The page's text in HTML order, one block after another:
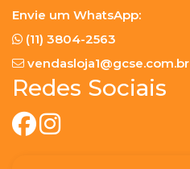
Envie um WhatsApp:
(11) 3804-2563
vendasloja1@gcse.com.br
Redes Sociais